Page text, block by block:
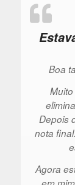
Boa
Depois
nota
Agora